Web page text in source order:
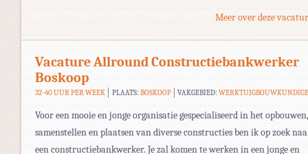
Meer over deze
Vacature Allround Constructiebankwerker
Boskoop
32-40 UUR PER WEEK PLAATS: BOSKOOP VAKGEBIED:
Voor een mooie en jonge organisatie gespecialiseerd in het opbouwen,
samenstellen en plaatsen van diverse constructies ben ik op zoek
een constructiebankwerker. Je zal komen te werken in een jonge en